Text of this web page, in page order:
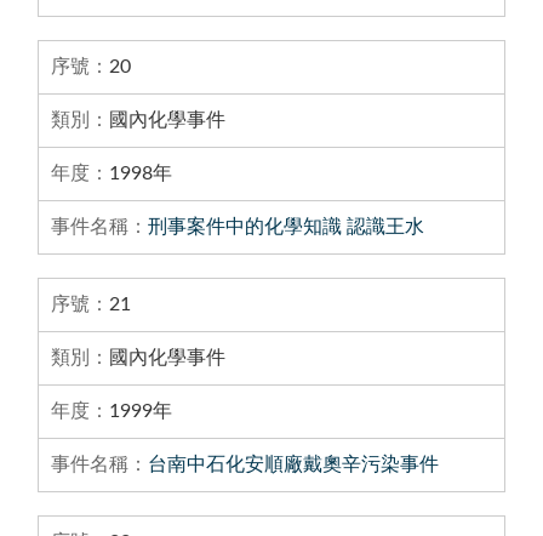
20
國內化學事件
1998年
刑事案件中的化學知識 認識王水
21
國內化學事件
1999年
台南中石化安順廠戴奧辛污染事件